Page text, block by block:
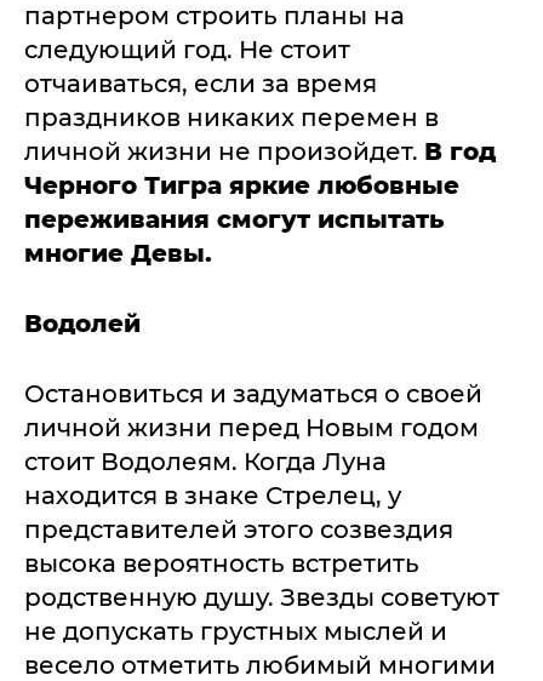
партнером строить планы на
следующий год. Не стоит
отчаиваться, если за время
праздников никаких перемен в
личной жизни не произойдет. В год
Черного Тигра яркие любовные
переживания смогут испытать
многие Девы.
Водолей
Остановиться и задуматься о своей
личной жизни перед Новым годом
стоит Водолеям. Когда Луна
находится в знаке Стрелец, у
представителей этого созвездия
высока вероятность встретить
родственную душу. Звезды советуют
не допускать грустных мыслей и
весело отметить любимый многими